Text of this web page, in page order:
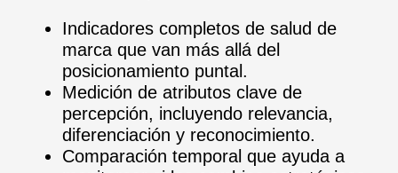
Indicadores completos de salud de
marca que van más allá del
posicionamiento puntal.
Medición de atributos clave de
percepción, incluyendo relevancia,
diferenciación y reconocimiento.
Comparación temporal que ayuda a